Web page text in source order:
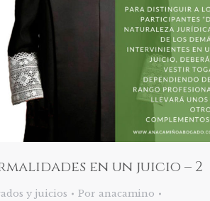
en un juicio – 2
y juicios Por anacamino